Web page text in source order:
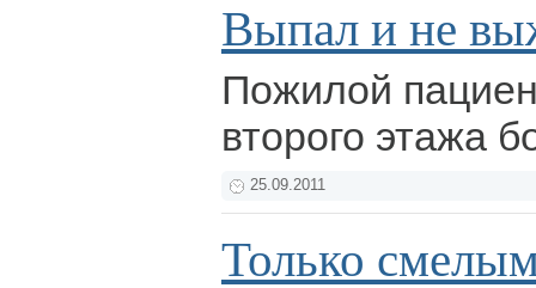
Выпал и не
Пожилой
второго этажа
25.09.2011
Только